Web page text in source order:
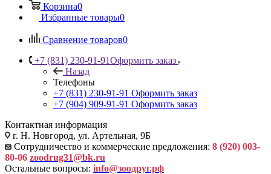
Корзина0
Избранные товары0
Сравнение товаров0
+7 (831) 230-91-91Оформить заказ
Назад
Телефоны
+7 (831) 230-91-91 Оформить заказ
+7 (904) 909-91-91 Оформить заказ
Контактная информация
г. Н. Новгород, ул. Артельная, 9Б
Сотрудничество и коммерческие предложения: 8 (920) 003-
80-06 zoodrug31@bk.ru
Остальные вопросы: info@зоодруг.рф